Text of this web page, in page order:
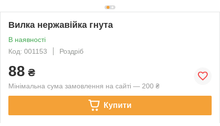
Вилка нержавійка гнута
В наявності
Код: 001153
Роздріб
88 ₴
Мінімальна сума замовлення на сайті — 200 ₴
Купити